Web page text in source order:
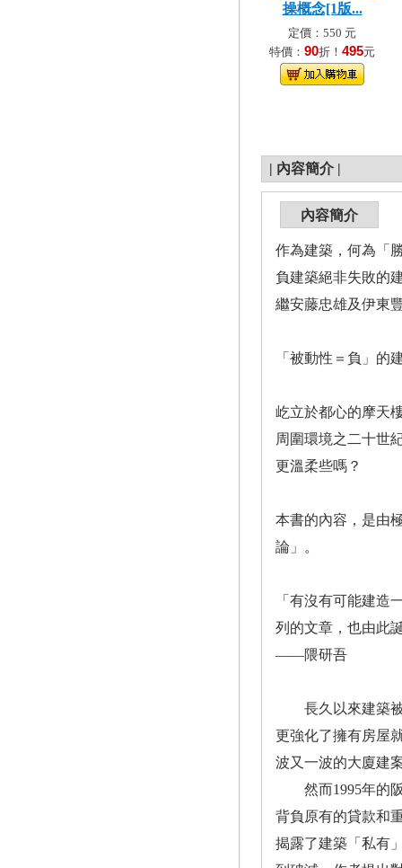
操概念[1版...
定價：550 元
特價： 90折！ 495元
| 內容簡介 |
內容簡介
作為建築，何為「
負建築絕非失敗的
繼安藤忠雄及伊東
「被動性＝負」的
屹立於都心的摩天
周圍環境之二十世
更溫柔些嗎？
本書的內容，是由
論」。
「有沒有可能建造
列的文章，也由此
——隈研吾
長久以來建築被
更強化了擁有房屋
波又一波的大廈建
然而1995年的阪
背負原有的貸款和
揭露了建築「私有